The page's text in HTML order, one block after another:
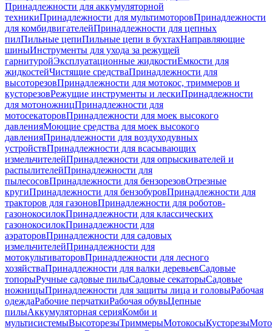
Принадлежности для аккумуляторной
техникиПринадлежности для мультимоторовПринадлежности
для комбидвигателейПринадлежности для цепных
пилПильные цепиПильные цепи в бухтахНаправляющие
шиныИнструменты для ухода за режущей
гарнитуройЭксплуатационные жидкостиЕмкости для
жидкостейЧистящие средстваПринадлежности для
высоторезовПринадлежности для мотокос, триммеров и
кусторезовРежущие инструменты и лескиПринадлежности
для мотоножницПринадлежности для
мотосекаторовПринадлежности для моек высокого
давленияМоющие средства для моек высокого
давленияПринадлежности для воздуходувных
устройствПринадлежности для всасывающих
измельчителейПринадлежности для опрыскивателей и
распылителейПринадлежности для
пылесосовПринадлежности для бензорезовОтрезные
кругиПринадлежности для бензобуровПринадлежности для
тракторов для газоновПринадлежности для роботов-
газонокосилокПринадлежности для классических
газонокосилокПринадлежности для
аэраторовПринадлежности для садовых
измельчителейПринадлежности для
мотокультиваторовПринадлежности для лесного
хозяйстваПринадлежности для валки деревьевСадовые
топорыРучные садовые пилыСадовые секаторыСадовые
ножницыПринадлежности для защиты лица и головыРабочая
одеждаРабочие перчаткиРабочая обувьЦепные
пилыАккумуляторная серияКомби и
мультисистемыВысоторезыТриммерыМотокосыКусторезы